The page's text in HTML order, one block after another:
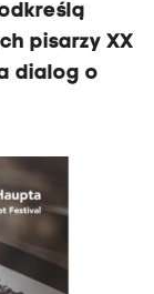
pisarzy XX
dialog o